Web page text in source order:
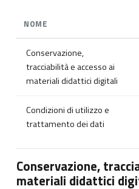
NOME
Conservazione,
tracciabilità e accesso ai
materiali didattici digitali
Condizioni di utilizzo e
trattamento dei dati
Conservazione,
materiali didattici